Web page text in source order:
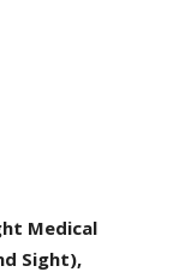
Medical
Sight),